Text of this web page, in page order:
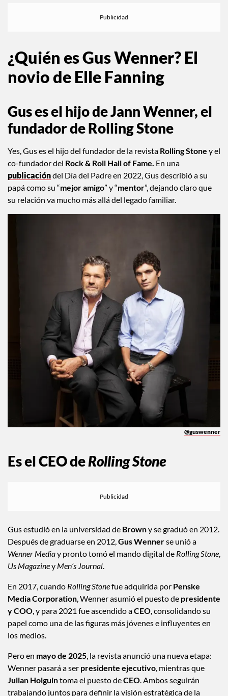
¿Quién es Gus Wenner? El
novio de Elle Fanning
Gus es el hijo de Jann Wenner, el
fundador de Rolling Stone
Yes, Gus es el hijo del fundador de la revista Rolling Stone y el
co-fundador del Rock & Roll Hall of Fame. En una
publicacióndel Día del Padre en 2022, Gus describió a su
papá como su “mejor amigo” y “mentor”, dejando claro que
su relación va mucho más allá del legado familiar.
@guswenner
Es el CEO deRolling Stone
Gus estudió en la universidad de Browny se graduó en 2012.
Después de graduarse en 2012,Gus Wennerse unió a
Wenner Mediay pronto tomó el mando digital de Rolling Stone,
Us Magaziney Men’s Journal.
En 2017, cuando Rolling Stonefue adquirida por Penske
Media Corporation, Wenner asumió el puesto de presidente
y COO, y para 2021 fue ascendido aCEO, consolidando su
papel como una de las figuras más jóvenes e influyentes en
los medios.
Pero en mayo de 2025, la revista anunció una nueva etapa:
Wenner pasará a ser presidente ejecutivo, mientras que
Julian Holguintoma el puesto deCEO. Ambos seguirán
trabajando juntos para definir la visión estratégica de la